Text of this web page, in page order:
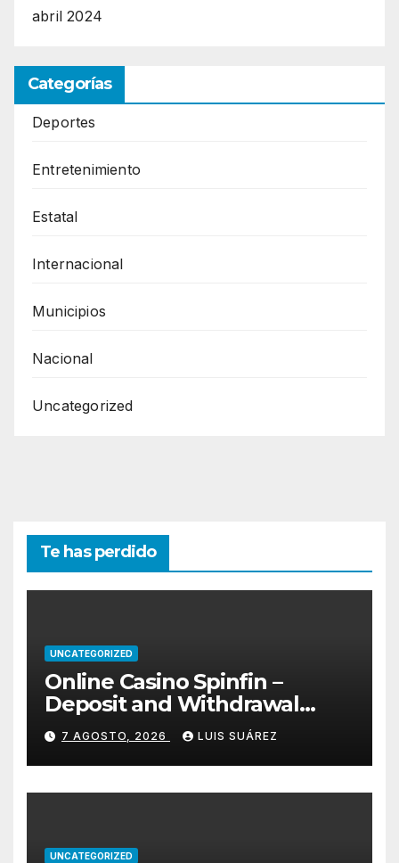
abril 2024
Categorías
Deportes
Entretenimiento
Estatal
Internacional
Municipios
Nacional
Uncategorized
Te has perdido
UNCATEGORIZED
Online Casino Spinfin –
Deposit and Withdrawal
Methods Explained
7 AGOSTO, 2026 LUIS SUÁREZ
UNCATEGORIZED